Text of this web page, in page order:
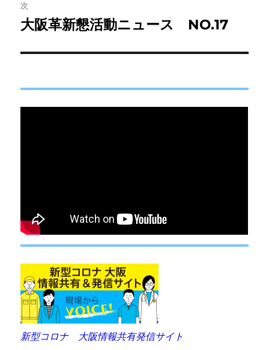
ゲ
ー
稿:
次
次
投
大阪革新懇活動ニュース NO.17
新型コロナ 大阪情報共有発信サイト